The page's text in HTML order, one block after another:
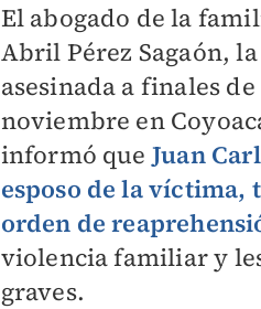
El abogado de la
Abril Pérez Sagaón,
asesinada a finales de
noviembre en
informó que Juan
esposo de la víctima,
orden de
violencia familiar y
graves.